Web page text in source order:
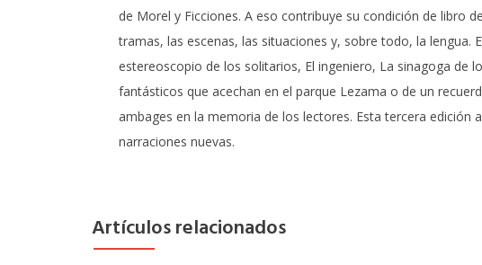
de Morel y Ficciones. A eso contribuye su condición de libro
tramas, las escenas, las situaciones y, sobre todo, la lengua.
estereoscopio de los solitarios, El ingeniero, La sinagoga de
fantásticos que acechan en el parque Lezama o de un
ambages en la memoria de los lectores. Esta tercera edición
narraciones nuevas.
Artículos relacionados